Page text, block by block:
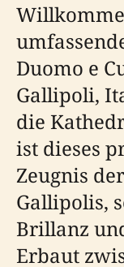
Duomo e
Gallipoli,
die
ist dieses
Zeugnis
Gallipolis,
Brillanz
Erbaut